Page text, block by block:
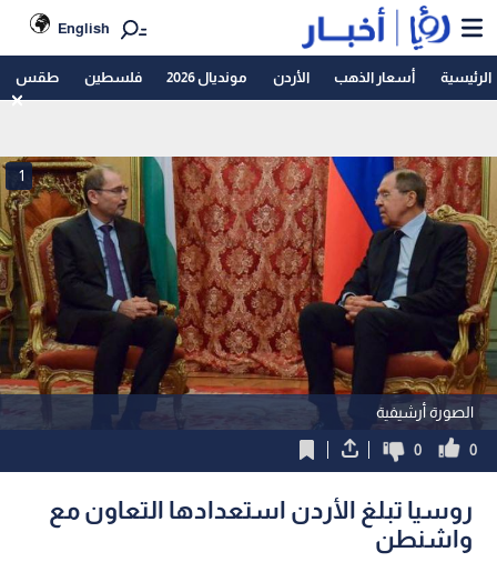
English
الرئيسية أسعار الذهب الأردن مونديال 2026 فلسطين طقس
الصورة أرشيفية
1
0
0
روسيا تبلغ الأردن استعدادها التعاون مع
واشنطن